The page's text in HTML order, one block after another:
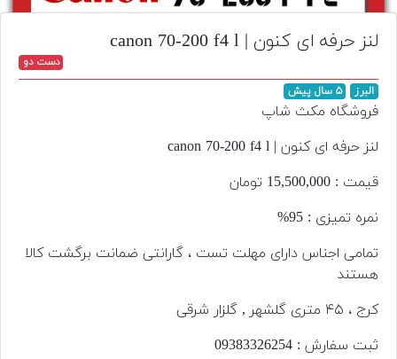
تجهیزات
مکث
افزودن
دست
قیمت
بله
لنز حرفه ای کنون | canon 70-200 f4 l
دست دو
البرز ۵ سال پیش
فروشگاه مکث شاپ
لنز حرفه ای کنون | canon 70-200 f4 l
قیمت : 15,500,000 تومان
نمره تمیزی : 95%
تمامی اجناس دارای مهلت تست ، گارانتی ضمانت برگشت کالا
هستند
کرج ، ۴۵ متری گلشهر , گلزار شرقی
ثبت سفارش : 09383326254